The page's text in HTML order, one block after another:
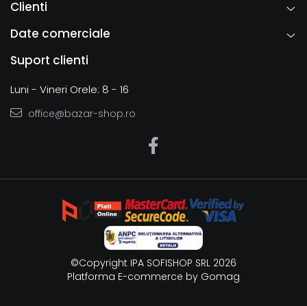
Clienti
Date comerciale
Suport clienti
Luni - Vineri Orele: 8 - 16
office@bazar-shop.ro
©Copyright IPA SOFISHOP SRL 2026
Platforma E-commerce by Gomag